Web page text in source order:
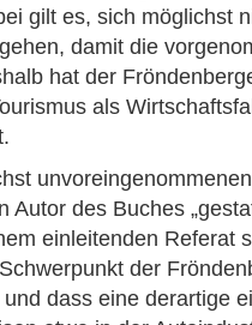
gilt es, sich möglichst
damit die
hat der
als
Autor des Buches
einleitenden Referat
der
dass eine derartige